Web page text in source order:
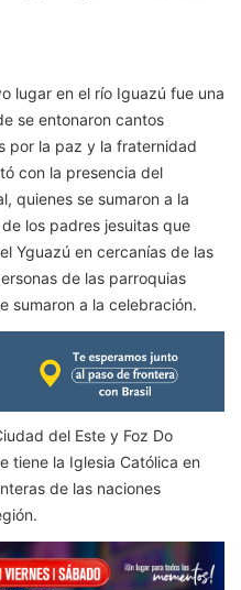
lugar en el río Iguazú fue una
se entonaron cantos
por la paz y la fraternidad
con la presencia del
quienes se sumaron a la
los padres jesuitas que
Yguazú en cercanías de las
de las parroquias
sumaron a la celebración.
del Este y Foz Do
tiene la Iglesia Católica en
de las naciones